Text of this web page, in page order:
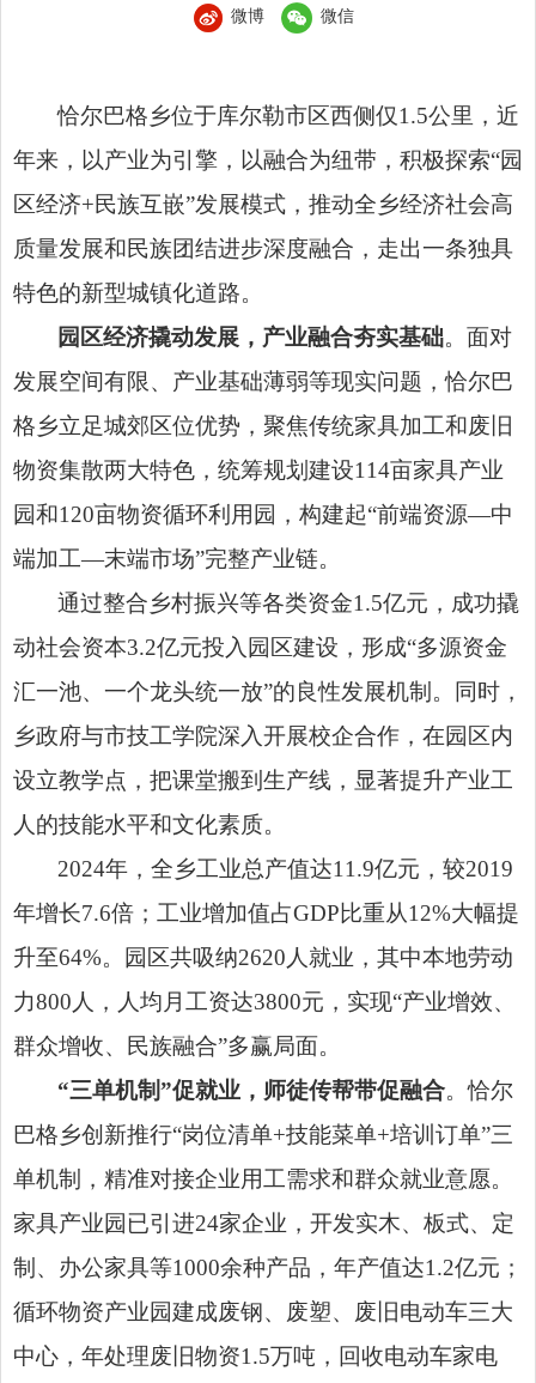
微博 微信
恰尔巴格乡位于库尔勒市区西侧仅1.5公里，近
年来，以产业为引擎，以融合为纽带，积极探索“园
区经济+民族互嵌”发展模式，推动全乡经济社会高
质量发展和民族团结进步深度融合，走出一条独具
特色的新型城镇化道路。
园区经济撬动发展，产业融合夯实基础。面对
发展空间有限、产业基础薄弱等现实问题，恰尔巴
格乡立足城郊区位优势，聚焦传统家具加工和废旧
物资集散两大特色，统筹规划建设114亩家具产业
园和120亩物资循环利用园，构建起“前端资源—中
端加工—末端市场”完整产业链。
通过整合乡村振兴等各类资金1.5亿元，成功撬
动社会资本3.2亿元投入园区建设，形成“多源资金
汇一池、一个龙头统一放”的良性发展机制。同时，
乡政府与市技工学院深入开展校企合作，在园区内
设立教学点，把课堂搬到生产线，显著提升产业工
人的技能水平和文化素质。
2024年，全乡工业总产值达11.9亿元，较2019
年增长7.6倍；工业增加值占GDP比重从12%大幅提
升至64%。园区共吸纳2620人就业，其中本地劳动
力800人，人均月工资达3800元，实现“产业增效、
群众增收、民族融合”多赢局面。
“三单机制”促就业，师徒传帮带促融合。恰尔
巴格乡创新推行“岗位清单+技能菜单+培训订单”三
单机制，精准对接企业用工需求和群众就业意愿。
家具产业园已引进24家企业，开发实木、板式、定
制、办公家具等1000余种产品，年产值达1.2亿元；
循环物资产业园建成废钢、废塑、废旧电动车三大
中心，年处理废旧物资1.5万吨，回收电动车家电